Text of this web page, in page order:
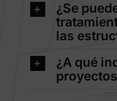
¿Se
las
¿A qué